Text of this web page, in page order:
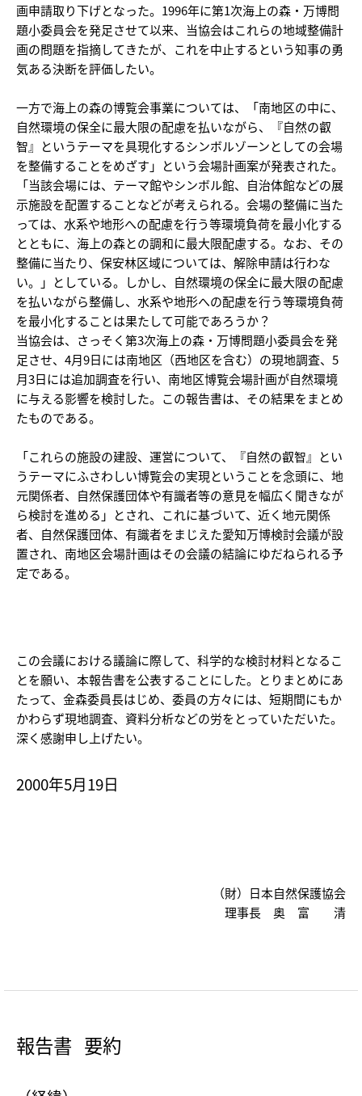
画申請取り下げとなった。1996年に第1次海上の森・万博問
題小委員会を発足させて以来、当協会はこれらの地域整備計
画の問題を指摘してきたが、これを中止するという知事の勇
気ある決断を評価したい。
一方で海上の森の博覧会事業については、「南地区の中に、
自然環境の保全に最大限の配慮を払いながら、『自然の叡
智』というテーマを具現化するシンボルゾーンとしての会場
を整備することをめざす」という会場計画案が発表された。
「当該会場には、テーマ館やシンボル館、自治体館などの展
示施設を配置することなどが考えられる。会場の整備に当た
っては、水系や地形への配慮を行う等環境負荷を最小化する
とともに、海上の森との調和に最大限配慮する。なお、その
整備に当たり、保安林区域については、解除申請は行わな
い。」としている。しかし、自然環境の保全に最大限の配慮
を払いながら整備し、水系や地形への配慮を行う等環境負荷
を最小化することは果たして可能であろうか？
当協会は、さっそく第3次海上の森・万博問題小委員会を発
足させ、4月9日には南地区（西地区を含む）の現地調査、5
月3日には追加調査を行い、南地区博覧会場計画が自然環境
に与える影響を検討した。この報告書は、その結果をまとめ
たものである。
「これらの施設の建設、運営について、『自然の叡智』とい
うテーマにふさわしい博覧会の実現ということを念頭に、地
元関係者、自然保護団体や有識者等の意見を幅広く聞きなが
ら検討を進める」とされ、これに基づいて、近く地元関係
者、自然保護団体、有識者をまじえた愛知万博検討会議が設
置され、南地区会場計画はその会議の結論にゆだねられる予
定である。
この会議における議論に際して、科学的な検討材料となるこ
とを願い、本報告書を公表することにした。とりまとめにあ
たって、金森委員長はじめ、委員の方々には、短期間にもか
かわらず現地調査、資料分析などの労をとっていただいた。
深く感謝申し上げたい。
2000年5月19日
（財）日本自然保護協会
理事長 奥 富 清
報告書 要約